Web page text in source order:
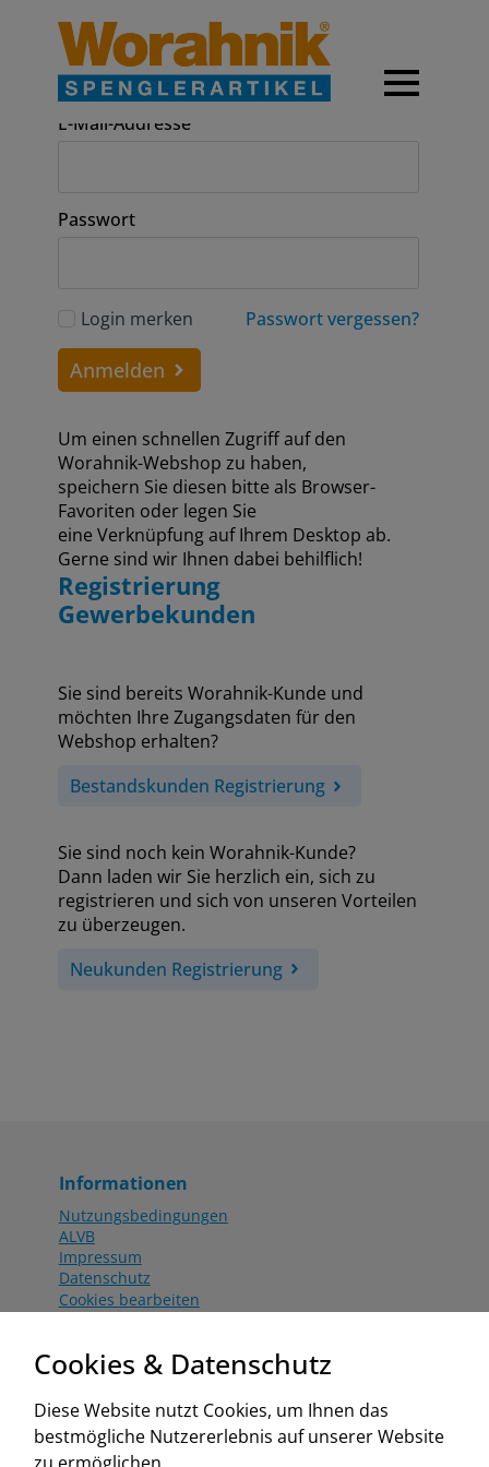
Anmeldung
E-Mail-Addresse
Passwort
Login merken Passwort vergessen?
Anmelden
Um einen schnellen Zugriff auf den
Worahnik-Webshop zu haben,
speichern Sie diesen bitte als Browser-
Favoriten oder legen Sie
eine Verknüpfung auf Ihrem Desktop ab.
Gerne sind wir Ihnen dabei behilflich!
Registrierung
Gewerbekunden
Sie sind bereits Worahnik-Kunde und
möchten Ihre Zugangsdaten für den
Webshop erhalten?
Bestandskunden Registrierung
Sie sind noch kein Worahnik-Kunde?
Dann laden wir Sie herzlich ein, sich zu
registrieren und sich von unseren Vorteilen
zu überzeugen.
Neukunden Registrierung
Informationen
Nutzungsbedingungen
ALVB
Impressum
Datenschutz
Cookies bearbeiten
Aktionsbedingungen
www.worahnik.at
Zentrale Köttlach
Cookies & Datenschutz
Diese Website nutzt Cookies, um Ihnen das
bestmögliche Nutzererlebnis auf unserer Website